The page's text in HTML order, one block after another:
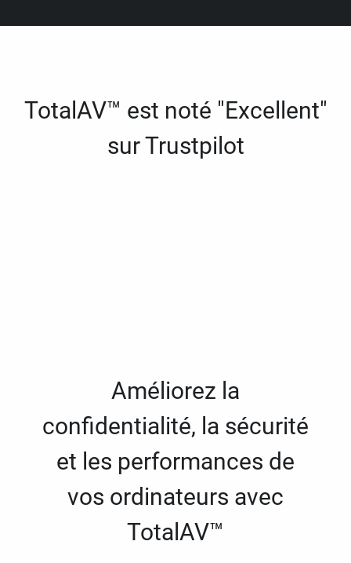
TotalAV™ est noté "Excellent"
sur Trustpilot
Améliorez la
confidentialité, la sécurité
et les performances de
vos ordinateurs avec
TotalAV™